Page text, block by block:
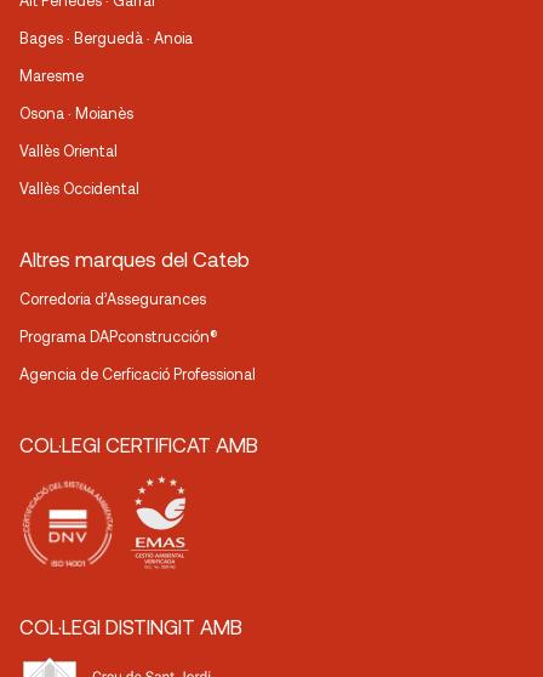
Bages · Berguedà · Anoia
Maresme
Osona · Moianès
Vallès Oriental
Vallès Occidental
Altres marques del Cateb
Corredoria d’Assegurances
Programa DAPconstrucción®
Agencia de Cerficació Professional
COL·LEGI CERTIFICAT AMB
COL·LEGI DISTINGIT AMB